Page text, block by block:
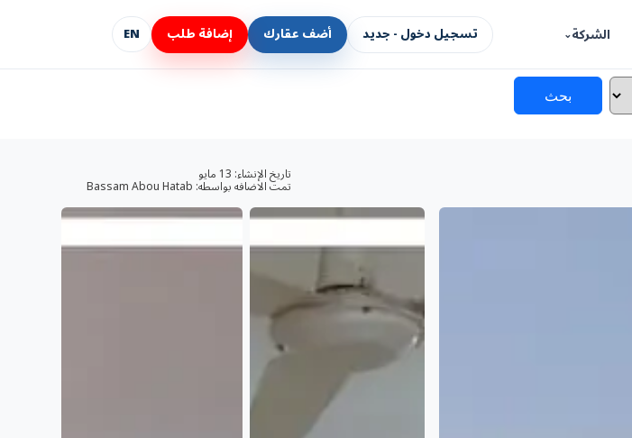
الشركة تسجيل دخول - جديد أضف عقارك إضافة طلب EN
بحث
تاريخ الإنشاء:
تمت الاضافه بواسطه: Bassam Abou Hatab